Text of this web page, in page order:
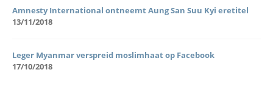
Amnesty International ontneemt Aung San Suu Kyi eretitel
13/11/2018
Leger Myanmar verspreid moslimhaat op Facebook
17/10/2018